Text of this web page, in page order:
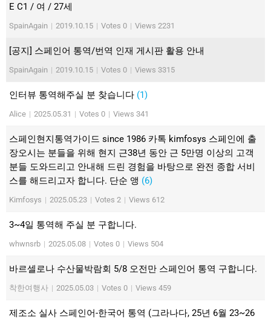
E C1 / 여 / 27세
SpainAgain | 2019.10.15 | Votes 0 | Views 2231
[공지] 스페인어 통역/번역 인재 게시판 활용 안내
SpainAgain | 2019.10.15 | Votes 0 | Views 3315
인터뷰 통역해주실 분 찾습니다 (1)
Alice | 2025.05.31 | Votes 0 | Views 341
스페인현지통역가이드 since 1986 카톡 kimfosys 스페인에 출
장오시는 분들을 위해 현지 근38년 동안 근 5만명 이상의 고객
분들 도와드리고 안내해 드린 경험을 바탕으로 완전 종합 서비
스를 해드리고자 합니다. 단순 앵 (6)
Kimfosys | 2025.05.23 | Votes 2 | Views 612
3~4일 통역해 주실 분 구합니다.
whwnsrb | 2025.05.08 | Votes 0 | Views 504
바르셀로나 수산물박람회 5/8 오전만 스페인어 통역 구합니다.
착한여행사 | 2025.05.03 | Votes 0 | Views 459
제조소 실사 스페인어-한국어 통역 (그라나다, 25년 6월 23~26